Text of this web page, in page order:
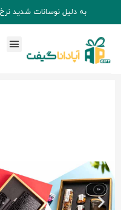
به دلیل نوسانات شدید